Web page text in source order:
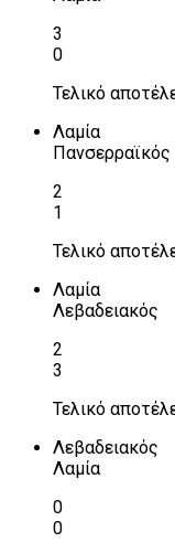
3
0
Τελικό
Λαμία
Πανσερραϊκός
2
1
Τελικό
Λαμία
Λεβαδειακός
2
3
Τελικό
Λεβαδειακός
Λαμία
0
0